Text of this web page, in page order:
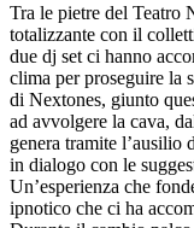
Tra le pietre del Teatro
totalizzante con il
due dj set ci hanno
clima per proseguire la
di Nextones, giunto
ad avvolgere la cava,
genera tramite
in dialogo con le
Un’esperienza che
ipnotico che ci ha